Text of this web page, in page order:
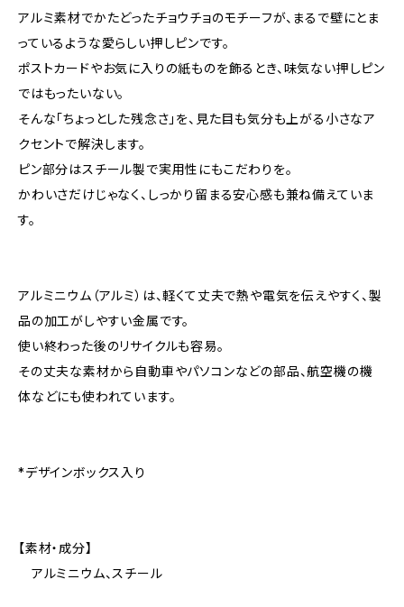
アルミ素材でかたどったチョウチョのモチーフが、まるで壁にとま
っているような愛らしい押しピンです。
ポストカードやお気に入りの紙ものを飾るとき、味気ない押しピン
ではもったいない。
そんな「ちょっとした残念さ」を、見た目も気分も上がる小さなア
クセントで解決します。
ピン部分はスチール製で実用性にもこだわりを。
かわいさだけじゃなく、しっかり留まる安心感も兼ね備えていま
す。
アルミニウム（アルミ）は、軽くて丈夫で熱や電気を伝えやすく、製
品の加工がしやすい金属です。
使い終わった後のリサイクルも容易。
その丈夫な素材から自動車やパソコンなどの部品、航空機の機
体などにも使われています。
*デザインボックス入り
【素材・成分】
アルミニウム、スチール